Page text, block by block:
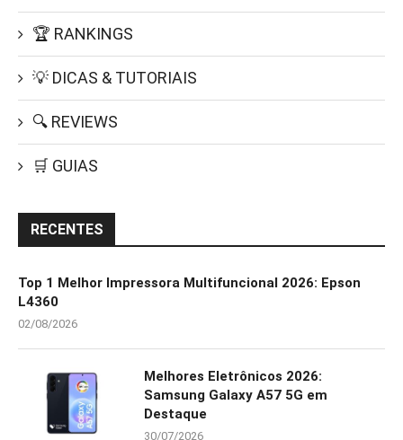
🏆 RANKINGS
💡 DICAS & TUTORIAIS
🔍 REVIEWS
🛒 GUIAS
RECENTES
Top 1 Melhor Impressora Multifuncional 2026: Epson
L4360
02/08/2026
Melhores Eletrônicos 2026:
Samsung Galaxy A57 5G em
Destaque
30/07/2026